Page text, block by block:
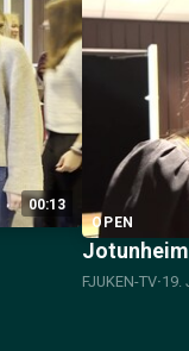
00:13
OPEN
FJUKEN-TV 19.